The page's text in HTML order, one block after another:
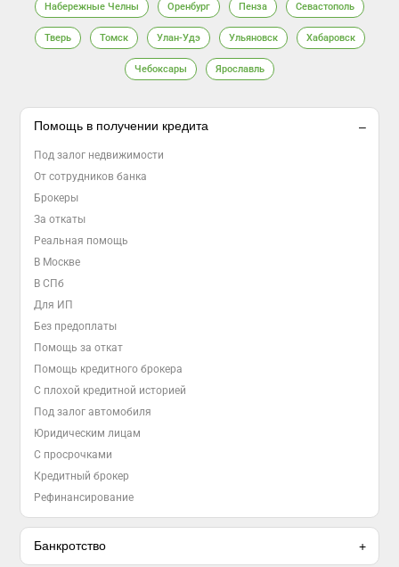
Набережные Челны Оренбург Пенза Севастополь
Тверь Томск Улан-Удэ Ульяновск Хабаровск
Чебоксары Ярославль
Помощь в получении кредита
Под залог недвижимости
От сотрудников банка
Брокеры
За откаты
Реальная помощь
В Москве
В СПб
Для ИП
Без предоплаты
Помощь за откат
Помощь кредитного брокера
С плохой кредитной историей
Под залог автомобиля
Юридическим лицам
С просрочками
Кредитный брокер
Рефинансирование
Банкротство